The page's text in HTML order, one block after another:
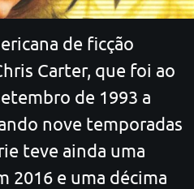
de ficção
Carter, que foi ao
de 1993 a
nove temporadas
teve ainda uma
2016 e uma décima